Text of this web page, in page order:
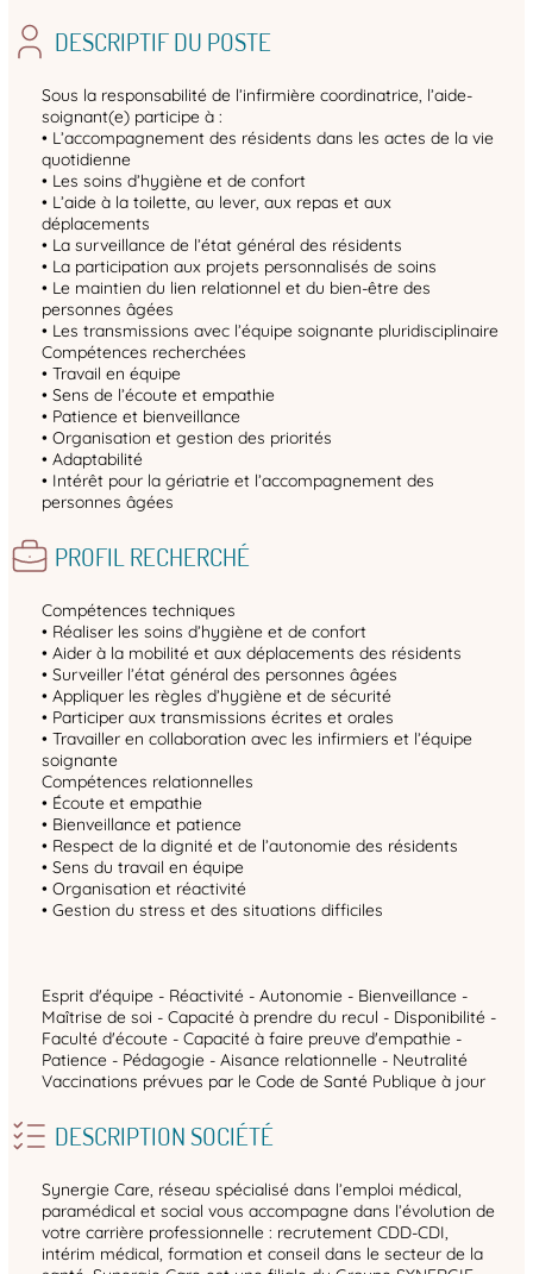
DESCRIPTIF DU POSTE
Sous la responsabilité de l’infirmière coordinatrice, l’aide-
soignant(e) participe à :
• L’accompagnement des résidents dans les actes de la vie
quotidienne
• Les soins d’hygiène et de confort
• L’aide à la toilette, au lever, aux repas et aux
déplacements
• La surveillance de l’état général des résidents
• La participation aux projets personnalisés de soins
• Le maintien du lien relationnel et du bien-être des
personnes âgées
• Les transmissions avec l’équipe soignante pluridisciplinaire
Compétences recherchées
• Travail en équipe
• Sens de l’écoute et empathie
• Patience et bienveillance
• Organisation et gestion des priorités
• Adaptabilité
• Intérêt pour la gériatrie et l’accompagnement des
personnes âgées
PROFIL RECHERCHÉ
Compétences techniques
• Réaliser les soins d’hygiène et de confort
• Aider à la mobilité et aux déplacements des résidents
• Surveiller l’état général des personnes âgées
• Appliquer les règles d’hygiène et de sécurité
• Participer aux transmissions écrites et orales
• Travailler en collaboration avec les infirmiers et l’équipe
soignante
Compétences relationnelles
• Écoute et empathie
• Bienveillance et patience
• Respect de la dignité et de l’autonomie des résidents
• Sens du travail en équipe
• Organisation et réactivité
• Gestion du stress et des situations difficiles
Esprit d'équipe - Réactivité - Autonomie - Bienveillance -
Maîtrise de soi - Capacité à prendre du recul - Disponibilité -
Faculté d'écoute - Capacité à faire preuve d'empathie -
Patience - Pédagogie - Aisance relationnelle - Neutralité
Vaccinations prévues par le Code de Santé Publique à jour
DESCRIPTION SOCIÉTÉ
Synergie Care, réseau spécialisé dans l’emploi médical,
paramédical et social vous accompagne dans l’évolution de
votre carrière professionnelle : recrutement CDD-CDI,
intérim médical, formation et conseil dans le secteur de la